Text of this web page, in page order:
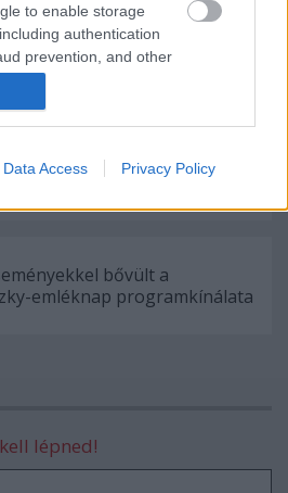
to enable storage
authentication
prevention, and other
Data Access Privacy Policy
találkozások – A
programjai a 96. Ünnepi
gyereknapra a Móra
bővült a
emléknap programkínálata
lépned!